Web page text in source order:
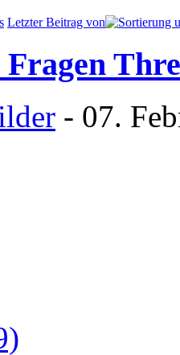
Letzter Beitrag von
- 07.